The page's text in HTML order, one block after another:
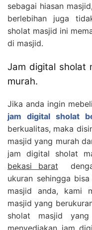
sebagai hiasan
berlebihan juga
sholat masjid ini
di masjid.
Jam digital sholat
murah.
Jika anda ingin
jam digital sholat
berkualitas, maka
masjid yang murah
jam digital sholat
bekasi barat
ukuran sehingga
masjid anda, kami
masjid yang
sholat masjid
menyediakan jam